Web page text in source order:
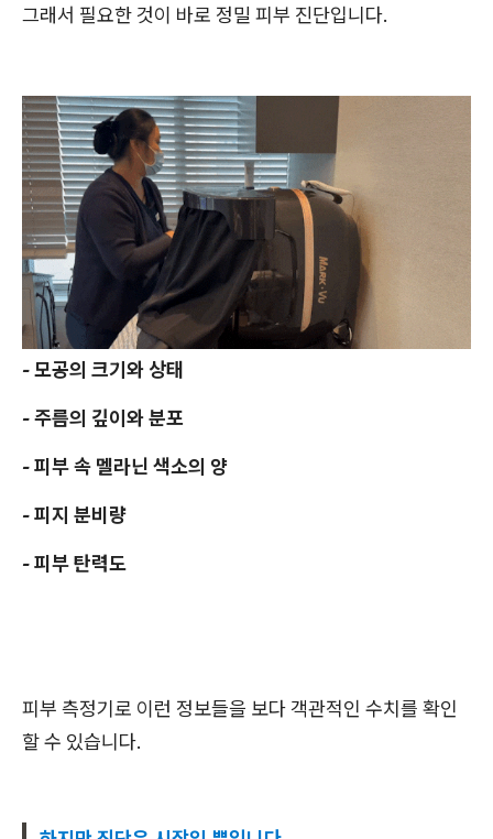
그래서 필요한 것이 바로 정밀 피부 진단입니다.
- 모공의 크기와 상태
- 주름의 깊이와 분포
- 피부 속 멜라닌 색소의 양
- 피지 분비량
- 피부 탄력도
피부 측정기로 이런 정보들을 보다 객관적인 수치를 확인
할 수 있습니다.